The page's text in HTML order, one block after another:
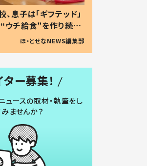
息子は「ギフテッド」
チ給食”を作り続け
和の親 #令和の子
ほ・とせなNEWS編集部
ー募集！
ュースの取材・執筆をし
ませんか？